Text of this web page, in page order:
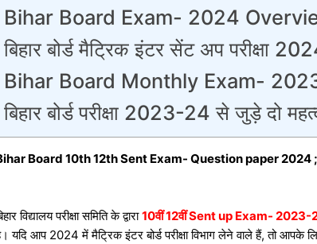
Bihar Board Exam- 2024
बिहार बोर्ड मैट्रिक इंटर सेंट अप परीक्षा
Bihar Board Monthly Exam-
बिहार बोर्ड परीक्षा 2023-24 से जुड़े दो
Board 10th 12th Sent Exam- Question paper 2024 ;
विद्यालय परीक्षा समिति के द्वारा10वीं 12वीं Sent up Exam- 2023-
यदि आप 2024 में मैट्रिक इंटर बोर्ड परीक्षा विभाग लेने वाले हैं, तो आपके